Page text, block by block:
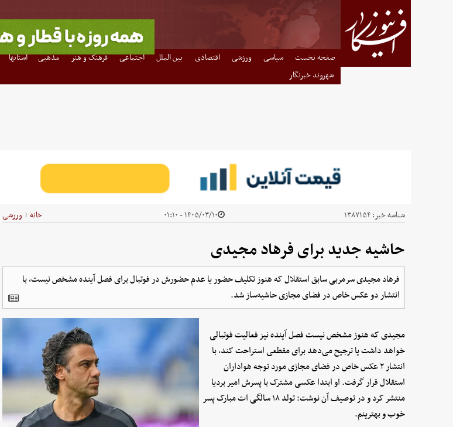
صفحه نخست سیاسی ورزشی اقتصادی بین الملل اجتماعی فرهنگ و هنر مذهبی استانها
شهروند خبرنگار
شناسه خبر:۱۳۸۷۱۵۴ ۱۴۰۵/۰۳/۱۰ - ۰۱:۱۰ خانه | ورزشی
حاشیه جدید برای فرهاد مجیدی
فرهاد مجیدی سرمربی سابق استقلال که هنوز تکلیف حضور یا عدم حضورش در فوتبال برای فصل آینده مشخص نیست، با
انتشار دو عکس خاص در فضای مجازی حاشیه‌ساز شد.
مجیدی که هنوز مشخص نیست فصل آینده نیز فعالیت فوتبالی
خواهد داشت یا ترجیح می‌دهد برای مقطعی استراحت کند، با
انتشار ۲ عکس خاص در فضای مجازی مورد توجه هواداران
استقلال قرار گرفت. او ابتدا عکسی مشترک با پسرش امیر بردیا
منتشر کرد و در توصیف آن نوشت: تولد ۱۸ سالگی ات مبارک پسر
خوب و بهترینم.